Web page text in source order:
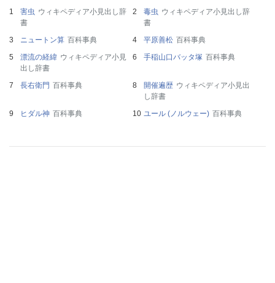
害虫 ウィキペディア小見出し辞
書
毒虫 ウィキペディア小見出し辞
書
ニュートン算 百科事典 平原善松 百科事典
漂流の経緯 ウィキペディア小見
出し辞書
手稲山口バッタ塚 百科事典
長右衛門 百科事典 開催遍歴 ウィキペディア小見出
し辞書
ヒダル神 百科事典 ユール (ノルウェー) 百科事典